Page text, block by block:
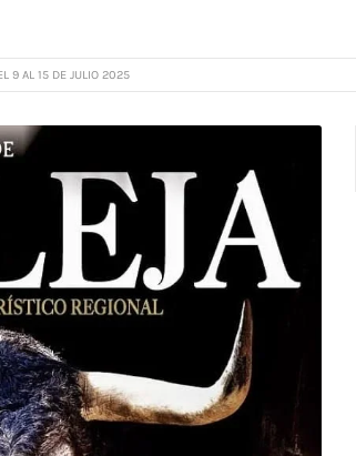
9 AL 15 DE JULIO 2025